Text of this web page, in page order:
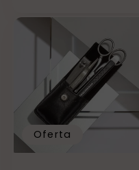
Oferta